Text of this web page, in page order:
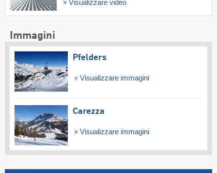
Visualizzare video
Immagini
Pfelders
Visualizzare immagini
Carezza
Visualizzare immagini